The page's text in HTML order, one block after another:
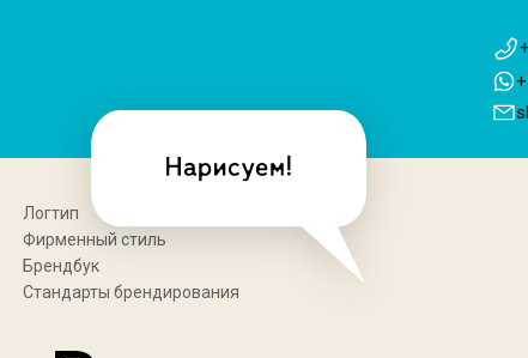
Логтип
Фирменный стиль
Брендбук
Стандарты брендирования